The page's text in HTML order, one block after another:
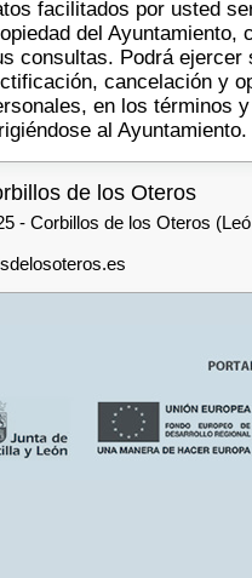
facilitados por usted
del Ayuntamiento,
consultas. Podrá ejercer
cancelación y
en los términos
al Ayuntamiento.
de los Oteros
- Corbillos de los Oteros